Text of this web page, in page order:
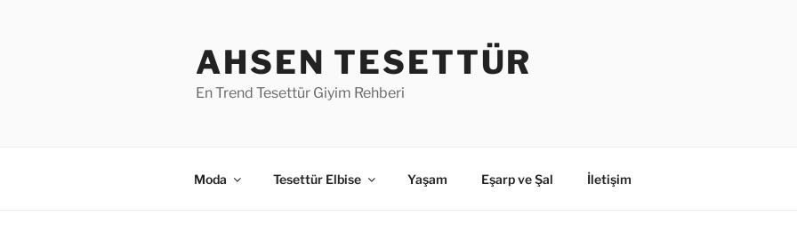
AHSEN TESETTÜR
En Trend Tesettür Giyim Rehberi
Moda Tesettür Elbise Yaşam Eşarp ve Şal İletişim